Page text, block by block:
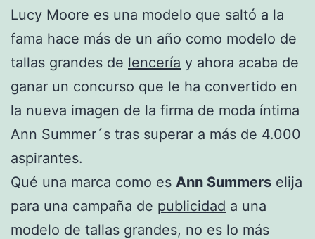
Lucy Moore es una modelo que saltó a la
fama hace más de un año como modelo de
tallas grandes de lencería y ahora acaba de
ganar un concurso que le ha convertido en
la nueva imagen de la firma de moda íntima
Ann Summer´s tras superar a más de 4.000
aspirantes.
Qué una marca como es Ann Summers elija
para una campaña de publicidad a una
modelo de tallas grandes, no es lo más